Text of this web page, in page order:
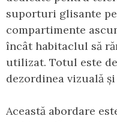
suporturi glisante
compartimente
încât habitaclul să
utilizat. Totul este
dezordinea vizuală
Această abordare